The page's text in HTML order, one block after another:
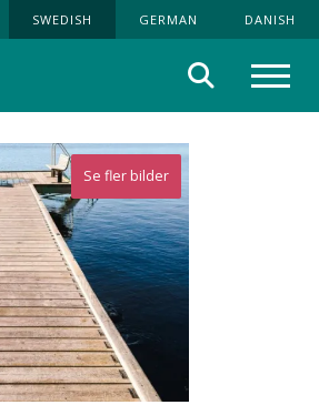
SWEDISH GERMAN DANISH
Sök
Se fler bilder